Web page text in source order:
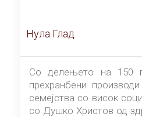
Нула Глад
Со делењето на 150
прехранбени
семејства со висок
со Душко Христов од